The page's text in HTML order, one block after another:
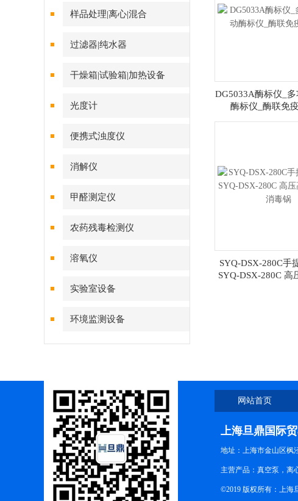
样品处理|离心|混合
过滤器|纯水器
干燥箱|试验箱|加热设备
光度计
便携式浊度仪
消解仪
甲醛测定仪
农药残毒检测仪
溶氧仪
实验室设备
环境监测设备
DG5033A酶标仪_
酶标仪_酶联免
SYQ-DSX-280C手
SYQ-DSX-280C 高
网站首页
上海旦鼎国际
地址：上海市金山区枫
主营产品：真空泵，离
©2019 版权所有：上海